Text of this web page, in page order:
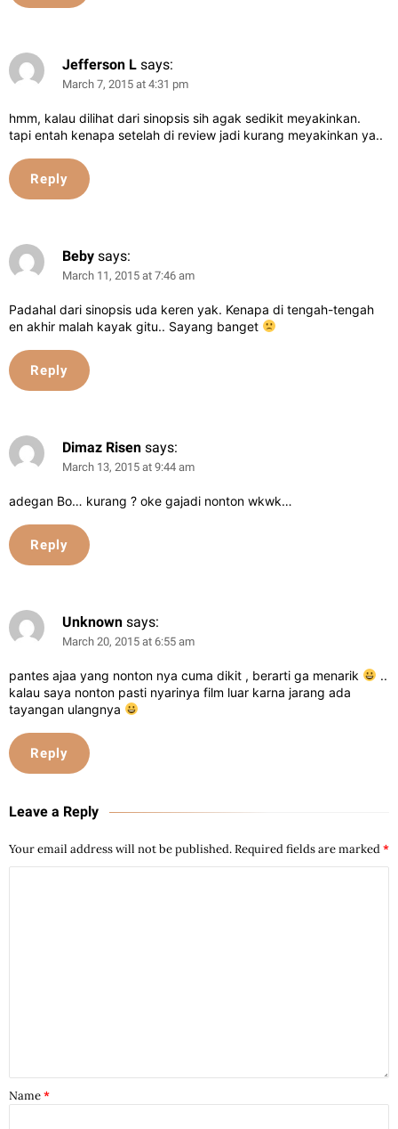
Jefferson L says:
March 7, 2015 at 4:31 pm
hmm, kalau dilihat dari sinopsis sih agak sedikit meyakinkan.
tapi entah kenapa setelah di review jadi kurang meyakinkan ya..
Reply
Beby says:
March 11, 2015 at 7:46 am
Padahal dari sinopsis uda keren yak. Kenapa di tengah-tengah
en akhir malah kayak gitu.. Sayang banget
Reply
Dimaz Risen says:
March 13, 2015 at 9:44 am
adegan Bo… kurang ? oke gajadi nonton wkwk…
Reply
Unknown says:
March 20, 2015 at 6:55 am
pantes ajaa yang nonton nya cuma dikit , berarti ga menarik
..
kalau saya nonton pasti nyarinya film luar karna jarang ada
tayangan ulangnya
Reply
Leave a Reply
Your email address will not be published.Required fields are marked*
Name*